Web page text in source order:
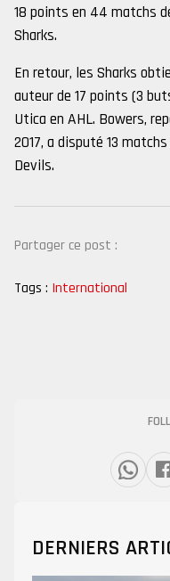
18 points en 44 matchs
Sharks.
En retour, les Sharks
auteur de 17 points (3
Utica en AHL. Bowers,
2017, a disputé 13
Devils.
Partager ce post :
Tags : International
DERNIERS